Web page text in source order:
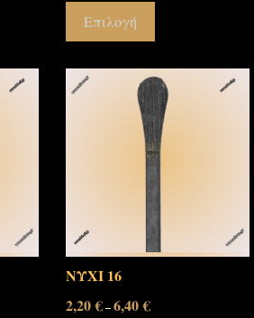
Επιλογή
ΝΥΧΙ 16
2,20€–6,40€